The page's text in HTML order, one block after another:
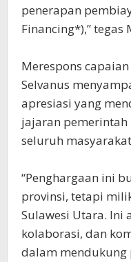
penerapan
Financing*),”
Merespons
Selvanus
apresiasi yang
jajaran
seluruh
“Penghargaan ini
provinsi, tetapi
Sulawesi Utara. Ini
kolaborasi, dan
dalam